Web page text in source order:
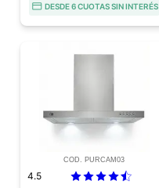
DESDE 6 CUOTAS SIN INTERÉS
COD. PURCAM03
4.5